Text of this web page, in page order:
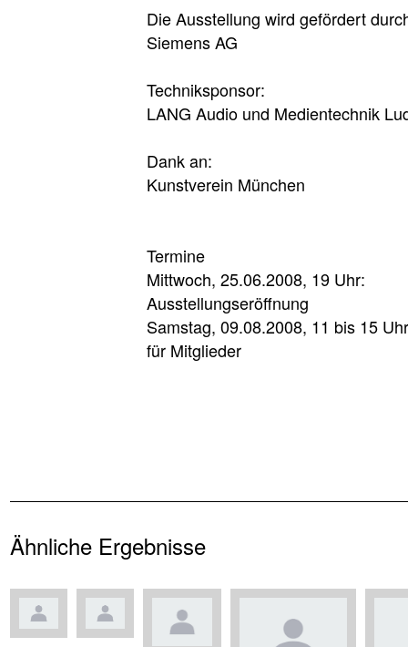
Die Ausstellung wird gefördert
Siemens AG
Techniksponsor:
LANG Audio und Medientechnik
Dank an:
Kunstverein München
Termine
Mittwoch, 25.06.2008, 19 Uhr:
Ausstellungseröffnung
Samstag, 09.08.2008, 11 bis 15
für Mitglieder
Ähnliche Ergebnisse